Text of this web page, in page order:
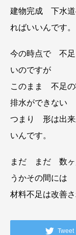
建物完成 下水道
ればいいんです。
今の時点で 不足
いのですが
このまま 不足
排水ができない
つまり 形は出来
いんです。
まだ まだ 数ヶ
うかその間には
材料不足は改善
Tweet